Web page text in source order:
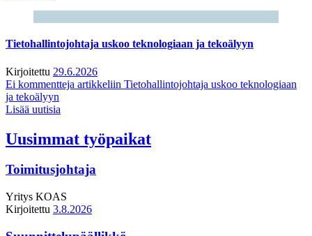
Tietohallintojohtaja uskoo teknologiaan ja tekoälyyn
Kirjoitettu 29.6.2026
Ei kommentteja artikkeliin Tietohallintojohtaja uskoo teknologiaan
ja tekoälyyn
Lisää uutisia
Uusimmat työpaikat
Toimitusjohtaja
Yritys KOAS
Kirjoitettu 3.8.2026